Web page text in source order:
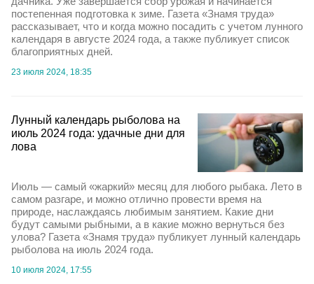
постепенная подготовка к зиме. Газета «Знамя труда»
рассказывает, что и когда можно посадить с учетом лунного
календаря в августе 2024 года, а также публикует список
благоприятных дней.
23 июля 2024, 18:35
Лунный календарь рыболова на
июль 2024 года: удачные дни для
лова
Июль — самый «жаркий» месяц для любого рыбака. Лето в
самом разгаре, и можно отлично провести время на
природе, наслаждаясь любимым занятием. Какие дни
будут самыми рыбными, а в какие можно вернуться без
улова? Газета «Знамя труда» публикует лунный календарь
рыболова на июль 2024 года.
10 июля 2024, 17:55